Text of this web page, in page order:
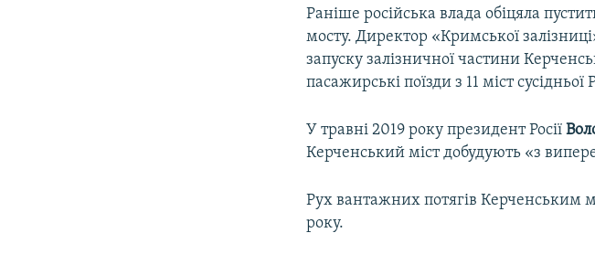
Раніше російська влада обіцяла
мосту. Директор «Кримської
запуску залізничної частини
пасажирські поїзди з 11 міст сусідньої
У травні 2019 року президент Росії
Керченський міст добудують «з
Рух вантажних потягів Керченським
року.